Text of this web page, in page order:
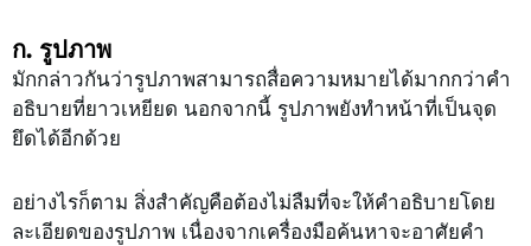
ก. รูปภาพ
มักกล่าวกันว่ารูปภาพสามารถสื่อความหมายได้มากกว่าคำ
อธิบายที่ยาวเหยียด นอกจากนี้ รูปภาพยังทำหน้าที่เป็นจุด
ยึดได้อีกด้วย
อย่างไรก็ตาม สิ่งสำคัญคือต้องไม่ลืมที่จะให้คำอธิบายโดย
ละเอียดของรูปภาพ เนื่องจากเครื่องมือค้นหาจะอาศัยคำ